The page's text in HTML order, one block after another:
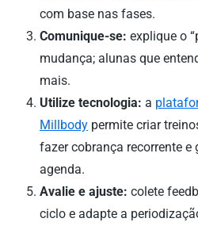
com base nas fases.
Comunique-se: explique o
mudança; alunas que
mais.
Utilize tecnologia: a
Millbody permite criar
fazer cobrança recorrente e
agenda.
Avalie e ajuste: colete
ciclo e adapte a